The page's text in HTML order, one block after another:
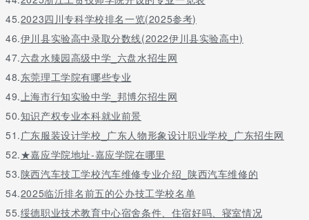
45.2023四川专科学校排名一览(2025参考)
46.伊川县实验高中录取分数线(2022伊川县实验高中)
47.六盘水臻园高级中学_六盘水招生网
48.东莞理工学院有哪些专业
49.上海市行知实验中学_邦博尔招生网
50.知识产权专业本科就业前景
51.广东服装设计学校_广东人物形象设计职业学校_广东招生网
52.★嘉应学院地址-嘉应学院在哪里
53.陕西汽车技工学校汽车维修专业介绍_陕西汽车维修的
54.2025临沂排名前五的公办技工学校名单
55.绥德职业技术教育中心宿舍条件、住宿好吗、寝室情况